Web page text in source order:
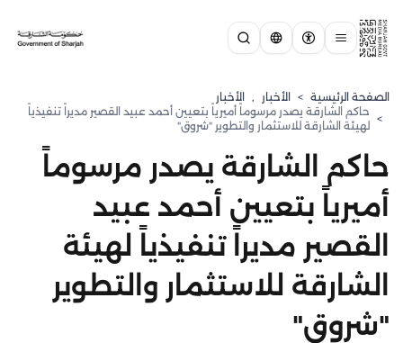
الصفحة الرئيسية > الأخبار , الأخبار
>
حاكم الشارقة يصدر مرسوماً أميرياً بتعيين أحمد عبيد القصير مديراً تنفيذياً
لهيئة الشارقة للاستثمار والتطوير "شروق"
حاكم الشارقة يصدر مرسوماً
أميرياً بتعيين أحمد عبيد
القصير مديراً تنفيذياً لهيئة
الشارقة للاستثمار والتطوير
"شروق"